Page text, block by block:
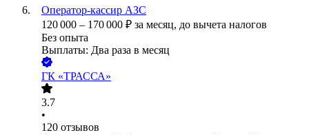
Оператор-кассир АЗС
120 000 – 170 000 ₽ за месяц, до вычета налогов
Без опыта
Выплаты: Два раза в месяц
ГК «ТРАССА»
3.7
•
120 отзывов